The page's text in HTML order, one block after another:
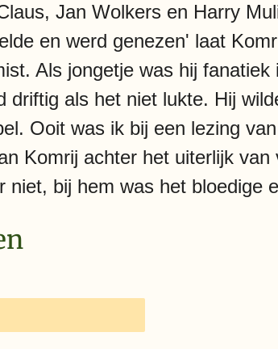
Jan Wolkers en Harry
en werd genezen' laat
Als jongetje was hij
driftig als het niet lukte. Hij
Ooit was ik bij een lezing
Komrij achter het uiterlijk
niet, bij hem was het bloedige